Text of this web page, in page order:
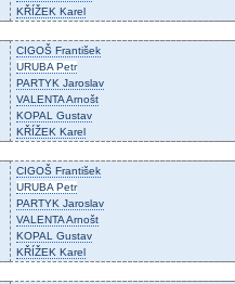
KŘÍŽEK Karel
CIGOŠ František
URUBAPetr
PARTYK Jaroslav
VALENTAArnošt
KOPAL Gustav
KŘÍŽEK Karel
CIGOŠ František
URUBAPetr
PARTYK Jaroslav
VALENTAArnošt
KOPAL Gustav
KŘÍŽEK Karel